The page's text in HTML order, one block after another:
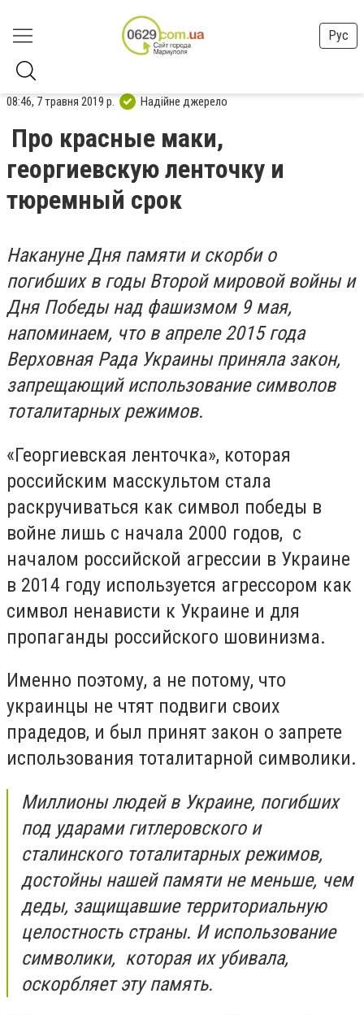
Рус
08:46, 7 травня 2019 р. Надійне джерело
Про красные маки,
георгиевскую ленточку и
тюремный срок
Накануне Дня памяти и скорби о
погибших в годы Второй мировой войны и
Дня Победы над фашизмом 9 мая,
напоминаем, что в апреле 2015 года
Верховная Рада Украины приняла закон,
запрещающий использование символов
тоталитарных режимов.
«Георгиевская ленточка», которая
российским масскультом стала
раскручиваться как символ победы в
войне лишь с начала 2000 годов, с
началом российской агрессии в Украине
в 2014 году используется агрессором как
символ ненависти к Украине и для
пропаганды российского шовинизма.
Именно поэтому, а не потому, что
украинцы не чтят подвиги своих
прадедов, и был принят закон о запрете
использования тоталитарной символики.
Миллионы людей в Украине, погибших
под ударами гитлеровского и
сталинского тоталитарных режимов,
достойны нашей памяти не меньше, чем
деды, защищавшие территориальную
целостность страны. И использование
символики, которая их убивала,
оскорбляет эту память.